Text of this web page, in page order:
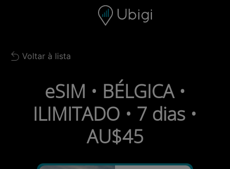
Barra de navegação
Back to list
Voltar à lista
eSIM • BÉLGICA •
ILIMITADO • 7 dias •
AU$45